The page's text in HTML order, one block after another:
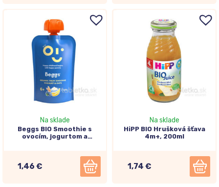
Na sklade
Beggs BIO Smoothie s
ovocím, jogurtom a
1,46 €
Na sklade
HiPP BIO Hrušková šťava
4m+, 200ml
1,74 €